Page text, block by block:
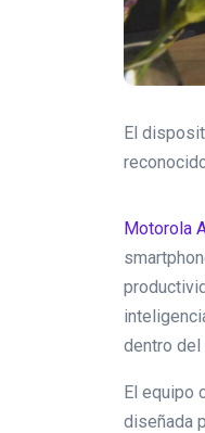
El
Motorola
dentro del
El equipo
diseñada